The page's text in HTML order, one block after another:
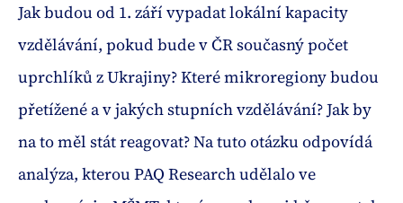
Jak budou od 1. září vypadat lokální kapacity
vzdělávání, pokud bude v ČR současný počet
uprchlíků z Ukrajiny? Které mikroregiony budou
přetížené a v jakých stupních vzdělávání? Jak by
na to měl stát reagovat? Na tuto otázku odpovídá
analýza, kterou PAQ Research udělalo ve